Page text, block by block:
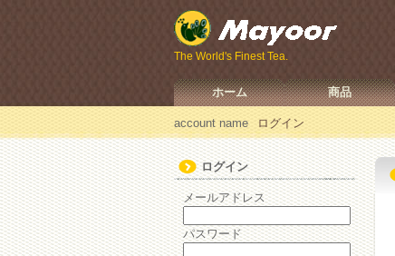
The World's Finest Tea.
ホーム 商品
account name ログイン
ログイン
メールアドレス
パスワード